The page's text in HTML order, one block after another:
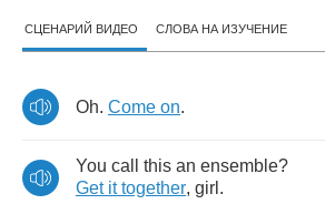
СЦЕНАРИЙ ВИДЕО СЛОВА НА ИЗУЧЕНИЕ
Oh. Come on.
You call this an ensemble?
Get it together, girl .